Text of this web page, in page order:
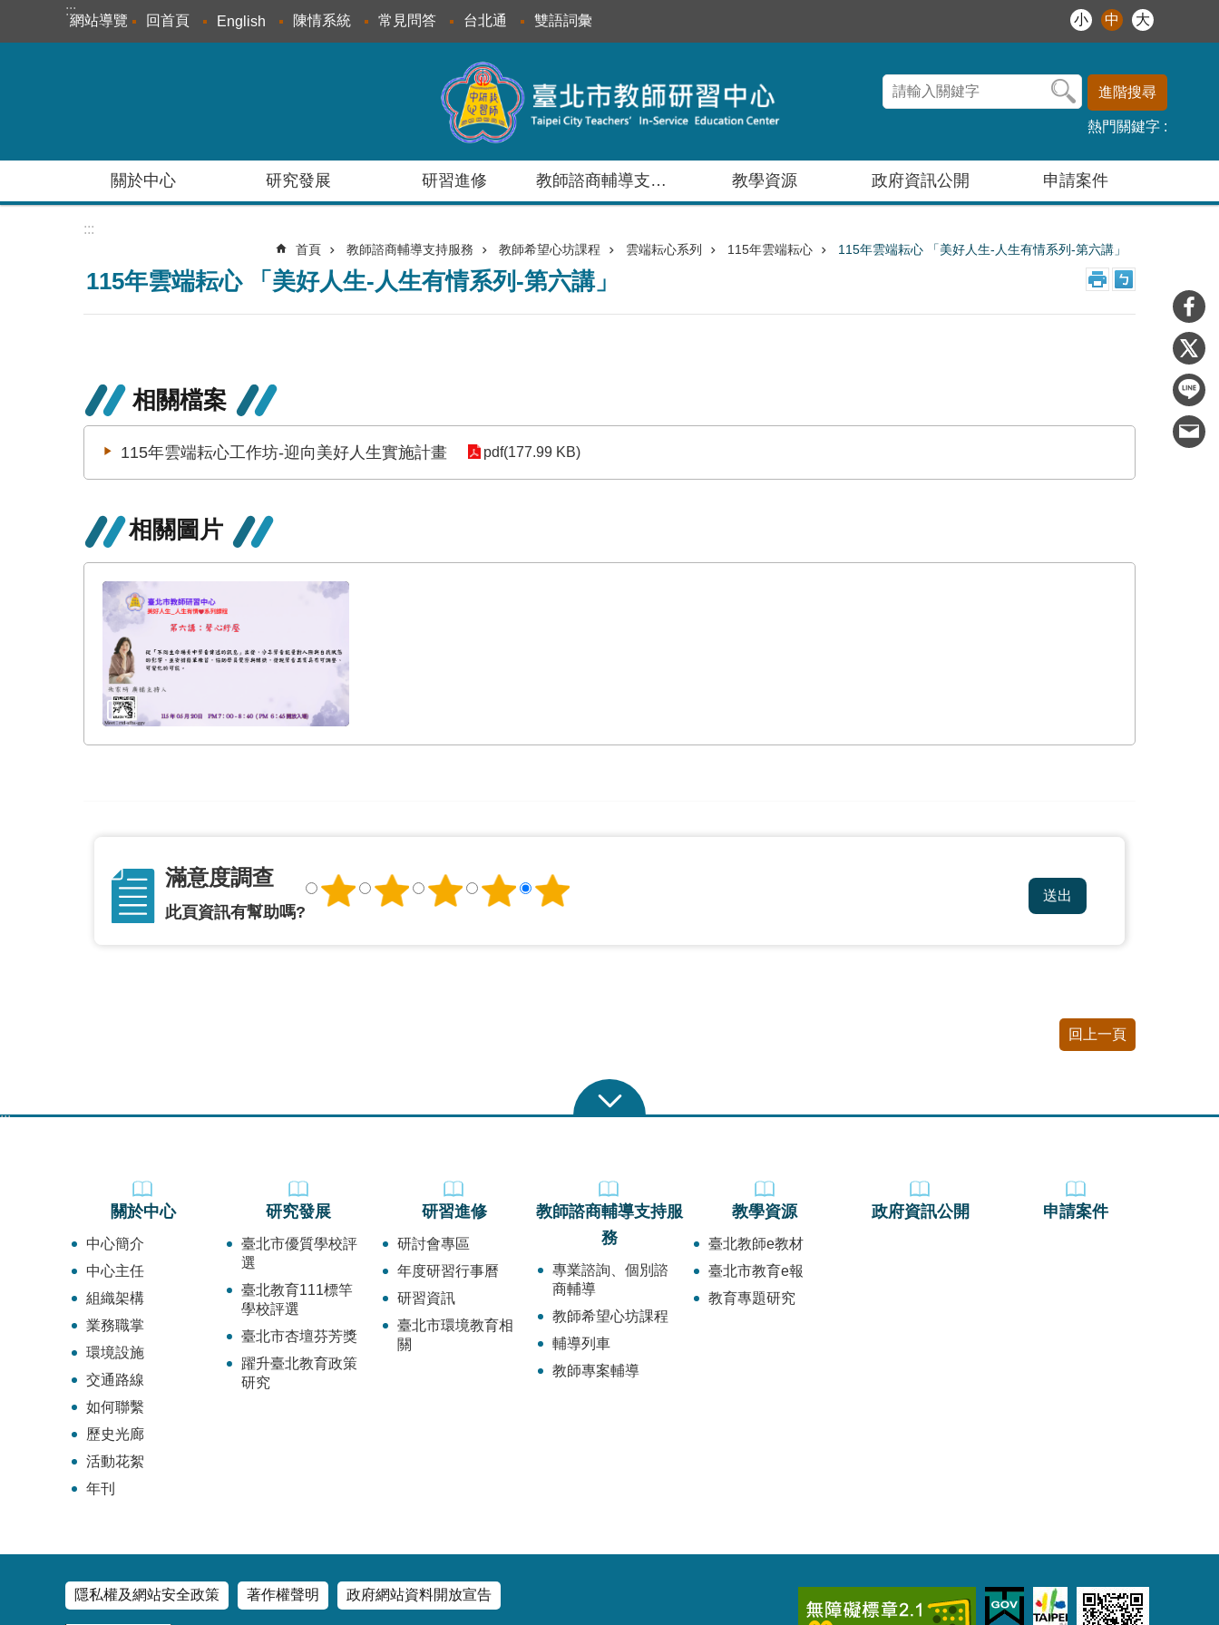
跳到主要內容區塊
:::
網站導覽 回首頁 English 陳情系統 常見問答 台北通 雙語詞彙 小 中 大
進階搜尋
熱門關鍵字
關於中心 研究發展 研習進修 教師諮商輔導支持服務 教學資源 政府資訊公開 申請案件
:::
首頁 教師諮商輔導支持服務 教師希望心坊課程 雲端耘心系列 115年雲端耘心 115年雲端耘心 「美好人生-人生有情系列-第六講」
115年雲端耘心 「美好人生-人生有情系列-第六講」
相關檔案
115年雲端耘心工作坊-迎向美好人生實施計畫 pdf(177.99 KB)
相關圖片
滿意度調查
此頁資訊有幫助嗎?
回上一頁
:::
關於中心
中心簡介
中心主任
組織架構
業務職掌
環境設施
交通路線
如何聯繫
歷史光廊
活動花絮
年刊
研究發展
臺北市優質學校評
選
臺北教育111標竿
學校評選
臺北市杏壇芬芳獎
躍升臺北教育政策
研究
研習進修
研討會專區
年度研習行事曆
研習資訊
臺北市環境教育相
關
教師諮商輔導支持服
務
專業諮詢、個別諮
商輔導
教師希望心坊課程
輔導列車
教師專案輔導
教學資源
臺北教師e教材
臺北市教育e報
教育專題研究
政府資訊公開 申請案件
隱私權及網站安全政策 著作權聲明 政府網站資料開放宣告